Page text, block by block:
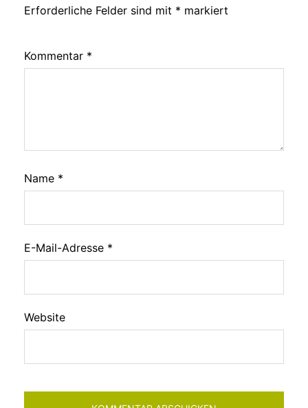
Erforderliche Felder sind mit * markiert
Kommentar *
Name *
E-Mail-Adresse *
Website